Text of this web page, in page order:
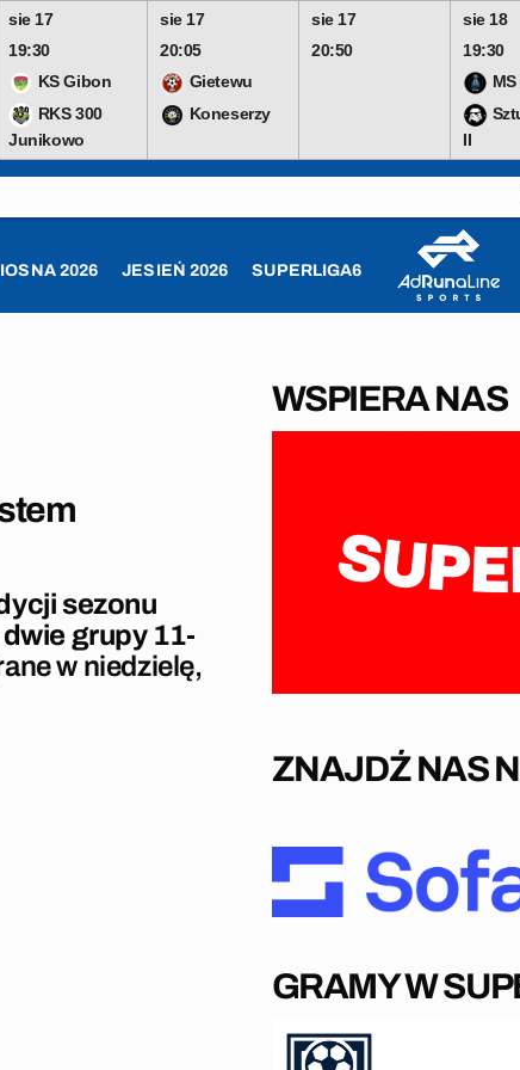
sie 17
19:30
KS Gibon
RKS 300
Junikowo
sie 17
20:05
Gietewu
Koneserzy
sie 17
20:50
sie 18
19:30
II
2026 JESIEŃ 2026 SUPERLIGA6
sezonu
grupy 11-
w niedzielę,
WSPIERA NAS
ZNAJDŹ NAS
GRAMY W